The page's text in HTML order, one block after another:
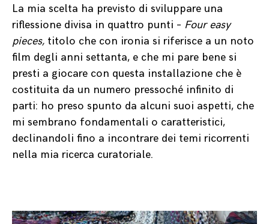
La mia scelta ha previsto di sviluppare una
riflessione divisa in quattro punti – Four easy
pieces, titolo che con ironia si riferisce a un noto
film degli anni settanta, e che mi pare bene si
presti a giocare con questa installazione che è
costituita da un numero pressoché infinito di
parti: ho preso spunto da alcuni suoi aspetti, che
mi sembrano fondamentali o caratteristici,
declinandoli fino a incontrare dei temi ricorrenti
nella mia ricerca curatoriale.